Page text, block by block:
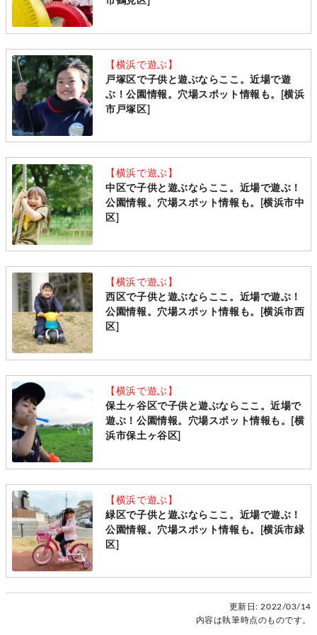
【横浜で遊ぶ】
戸塚区で子供と遊ぶならここ。近場で遊
ぶ！公園情報。穴場スポット情報も。[横浜
市戸塚区]
【横浜で遊ぶ】
中区で子供と遊ぶならここ。近場で遊ぶ！
公園情報。穴場スポット情報も。[横浜市中
区]
【横浜で遊ぶ】
西区で子供と遊ぶならここ。近場で遊ぶ！
公園情報。穴場スポット情報も。[横浜市西
区]
【横浜で遊ぶ】
保土ヶ谷区で子供と遊ぶならここ。近場で
遊ぶ！公園情報。穴場スポット情報も。[横
浜市保土ヶ谷区]
【横浜で遊ぶ】
緑区で子供と遊ぶならここ。近場で遊ぶ！
公園情報。穴場スポット情報も。[横浜市緑
区]
更新日: 2022/03/14
内容は執筆時点のものです。